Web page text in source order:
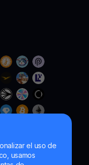
el uso de
usamos